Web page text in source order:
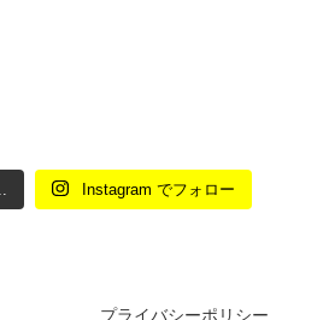
Instagram でフォロー
プライバシーポリシー